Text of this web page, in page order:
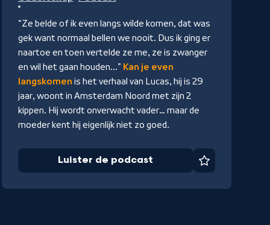
podcast
“Ze belde of ik even langs wilde komen, dat was
gek want normaal bellen we nooit. Dus ik ging er
naartoe en toen vertelde ze me, ze is zwanger
en wil het gaan houden...” Kan je even
langskomen is het verhaal van Lucas, hij is 29
jaar, woont in Amsterdam Noord met zijn 2
kippen. Hij wordt onverwacht vader… maar de
moeder kent hij eigenlijk niet zo goed.
Luister de podcast Favoriet